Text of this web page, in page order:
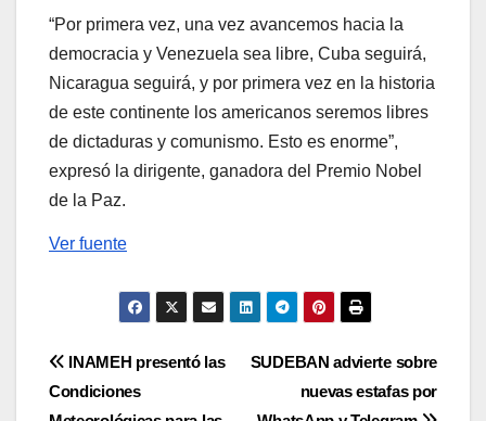
“Por primera vez, una vez avancemos hacia la
democracia y Venezuela sea libre, Cuba seguirá,
Nicaragua seguirá, y por primera vez en la historia
de este continente los americanos seremos libres
de dictaduras y comunismo. Esto es enorme”,
expresó la dirigente, ganadora del Premio Nobel
de la Paz.
Ver fuente
Navegación
SUDEBAN advierte sobre
nuevas estafas por
INAMEH presentó las
Condiciones